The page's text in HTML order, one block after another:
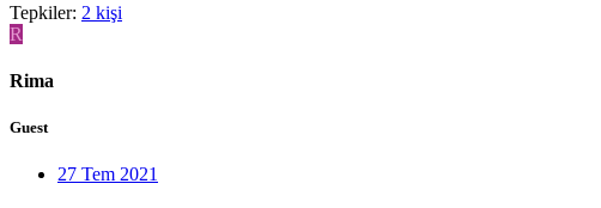
Tepkiler: 2 kişi
R
Rima
Guest
27 Tem 2021